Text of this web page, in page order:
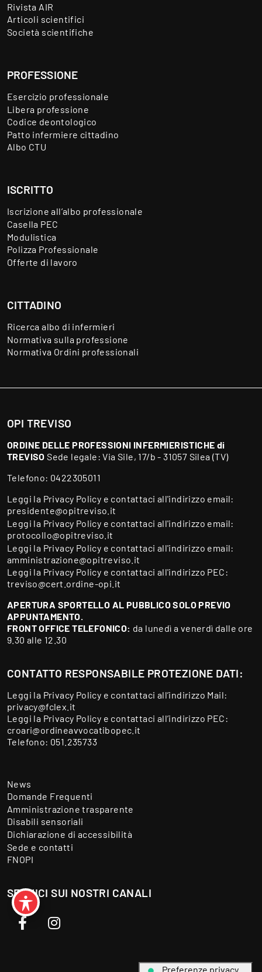
Rivista AIR
Articoli scientifici
Società scientifiche
PROFESSIONE
Esercizio professionale
Libera professione
Codice deontologico
Patto infermiere cittadino
Albo CTU
ISCRITTO
Iscrizione all’albo professionale
Casella PEC
Modulistica
Polizza Professionale
Offerte di lavoro
CITTADINO
Ricerca albo di infermieri
Normativa sulla professione
Normativa Ordini professionali
OPI TREVISO
ORDINE DELLE PROFESSIONI INFERMIERISTICHE di
TREVISO Sede legale: Via Sile, 17/b - 31057 Silea (TV)
Telefono: 0422305011
Leggi la Privacy Policy e contattaci all'indirizzo email:
presidente@opitreviso.it
Leggi la Privacy Policy e contattaci all'indirizzo email:
protocollo@opitreviso.it
Leggi la Privacy Policy e contattaci all'indirizzo email:
amministrazione@opitreviso.it
Leggi la Privacy Policy e contattaci all'indirizzo PEC:
treviso@cert.ordine-opi.it
APERTURA SPORTELLO AL PUBBLICO SOLO PREVIO
APPUNTAMENTO.
FRONT OFFICE TELEFONICO: da lunedì a venerdì dalle ore
9.30 alle 12.30
CONTATTO RESPONSABILE PROTEZIONE DATI:
Leggi la Privacy Policy e contattaci all’indirizzo Mail:
privacy@fclex.it
Leggi la Privacy Policy e contattaci all’indirizzo PEC:
croari@ordineavvocatibopec.it
Telefono: 051.235733
News
Domande Frequenti
Amministrazione trasparente
Disabili sensoriali
Dichiarazione di accessibilità
Sede e contatti
FNOPI
SEGUICI SUI NOSTRI CANALI
Facebook